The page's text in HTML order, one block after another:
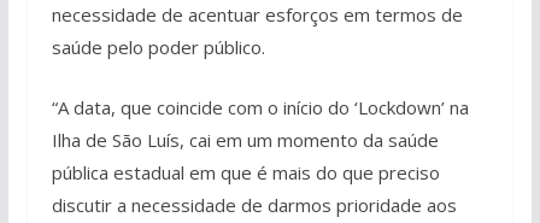
necessidade de acentuar esforços em termos de
saúde pelo poder público.
“A data, que coincide com o início do ‘Lockdown’ na
Ilha de São Luís, cai em um momento da saúde
pública estadual em que é mais do que preciso
discutir a necessidade de darmos prioridade aos